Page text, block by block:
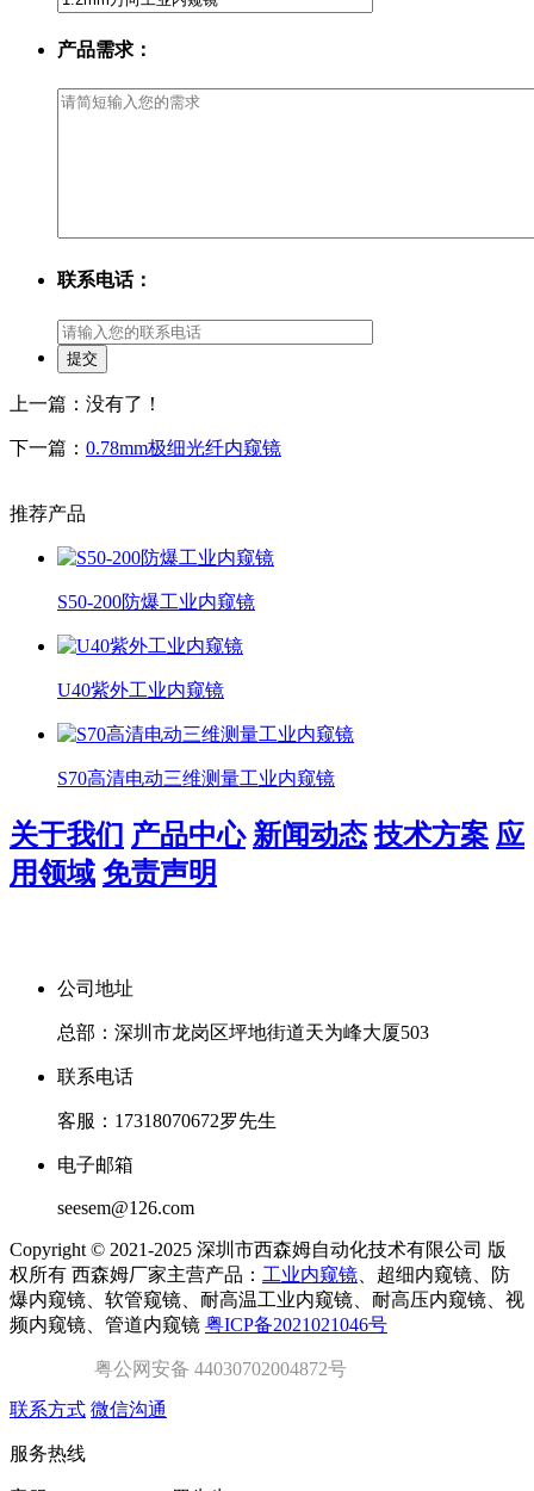
产品需求：
联系电话：
上一篇：没有了！
下一篇： 0.78mm极细光纤内窥镜
推荐产品
S50-200防爆工业内窥镜
U40紫外工业内窥镜
S70高清电动三维测量工业内窥镜
关于我们 产品中心 新闻动态 技术方案 应
用领域 免责声明
公司地址
总部：深圳市龙岗区坪地街道天为峰大厦503
联系电话
客服：17318070672罗先生
电子邮箱
seesem@126.com
Copyright © 2021-2025 深圳市西森姆自动化技术有限公司 版
权所有 西森姆厂家主营产品： 工业内窥镜、超细内窥镜、防
爆内窥镜、软管窥镜、耐高温工业内窥镜、耐高压内窥镜、视
频内窥镜、管道内窥镜 粤ICP备2021021046号
粤公网安备 44030702004872号
联系方式 微信沟通
服务热线